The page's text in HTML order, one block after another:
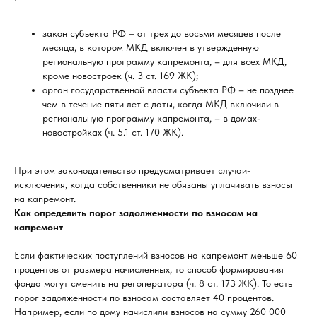
закон субъекта РФ – от трех до восьми месяцев после
месяца, в котором МКД включен в утвержденную
региональную программу капремонта, – для всех МКД,
кроме новостроек (ч. 3 ст. 169 ЖК);
орган государственной власти субъекта РФ – не позднее
чем в течение пяти лет с даты, когда МКД включили в
региональную программу капремонта, – в домах-
новостройках (ч. 5.1 ст. 170 ЖК).
При этом законодательство предусматривает случаи-
исключения, когда собственники не обязаны уплачивать взносы
на капремонт.
Как определить порог задолженности по взносам на
капремонт
Если фактических поступлений взносов на капремонт меньше 60
процентов от размера начисленных, то способ формирования
фонда могут сменить на регоператора (ч. 8 ст. 173 ЖК). То есть
порог задолженности по взносам составляет 40 процентов.
Например, если по дому начислили взносов на сумму 260 000